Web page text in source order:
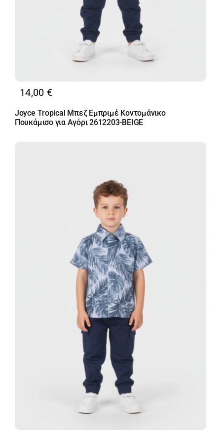
14,00 €
Joyce Τropical Μπεζ Εμπριμέ Κοντομάνικο
Πουκάμισο για Αγόρι 2612203-BEIGE